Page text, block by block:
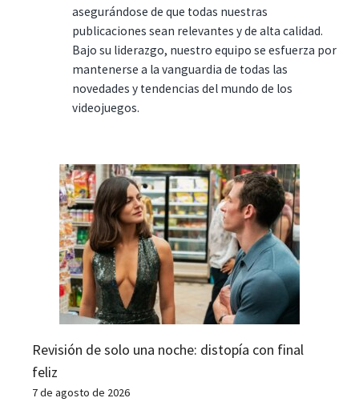
asegurándose de que todas nuestras
publicaciones sean relevantes y de alta calidad.
Bajo su liderazgo, nuestro equipo se esfuerza por
mantenerse a la vanguardia de todas las
novedades y tendencias del mundo de los
videojuegos.
Revisión de solo una noche: distopía con final
feliz
7 de agosto de 2026